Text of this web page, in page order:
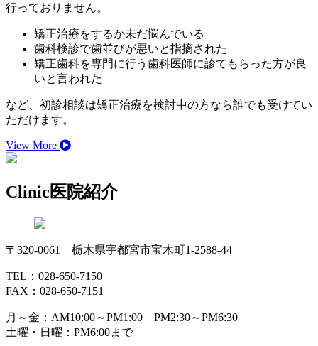
行っておりません。
矯正治療をするか未だ悩んでいる
歯科検診で歯並びが悪いと指摘された
矯正歯科を専門に行う歯科医師に診てもらった方が良
いと言われた
など、初診相談は矯正治療を検討中の方なら誰でも受けてい
ただけます。
View More
Clinic医院紹介
〒320-0061 栃木県宇都宮市宝木町1-2588-44
TEL：028-650-7150
FAX：028-650-7151
月～金：AM10:00～PM1:00 PM2:30～PM6:30
土曜・日曜：PM6:00まで